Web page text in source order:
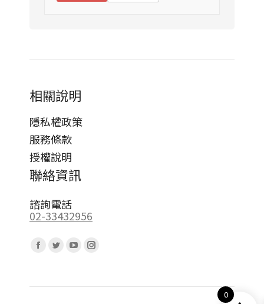
相關說明
隱私權政策
服務條款
授權說明
聯絡資訊
諮詢電話
02-33432956
Facebook
opens
Twitter
opens
YouTube
opens
Instagram
opens
0